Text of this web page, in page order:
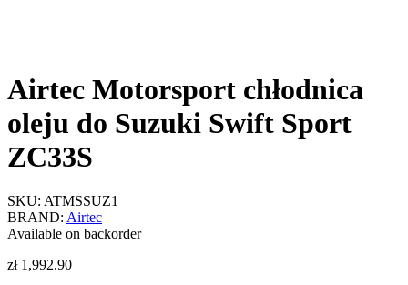
Airtec Motorsport chłodnica
oleju do Suzuki Swift Sport
ZC33S
SKU: ATMSSUZ1
BRAND: Airtec
Available on backorder
zł1,992.90